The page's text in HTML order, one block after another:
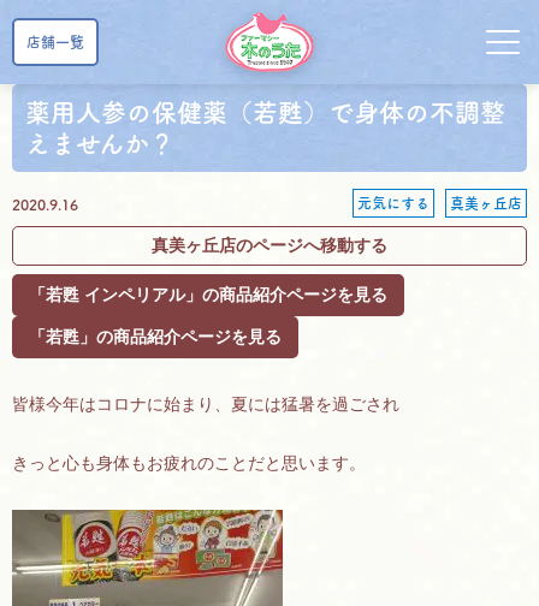
店舗一覧
薬用人参の保健薬（若甦）で身体の不調整
えませんか？
2020.9.16 元気にする 真美ヶ丘店
真美ヶ丘店のページへ移動する
「若甦 インペリアル」の商品紹介ページを見る
「若甦」の商品紹介ページを見る
皆様今年はコロナに始まり、夏には猛暑を過ごされ
きっと心も身体もお疲れのことだと思います。